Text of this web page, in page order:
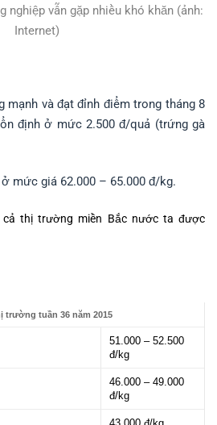
nghiệp vẫn gặp nhiều khó khăn (ảnh:
Internet)
mạnh và đạt đỉnh điểm trong tháng 8
định ở mức 2.500 đ/quả (trứng gà
mức giá 62.000 – 65.000 đ/kg.
thị trường miền Bắc nước ta được
trường tuần 36 năm 2015
51.000 – 52.500
đ/kg
46.000 – 49.000
đ/kg